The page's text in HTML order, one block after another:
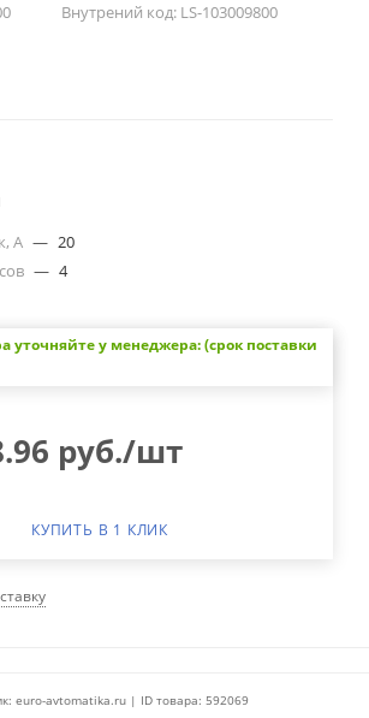
Внутрений код: LS-103009800
А — 20
— 4
уточняйте у менеджера: (срок поставки
руб./шт
КУПИТЬ В 1 КЛИК
euro-avtomatika.ru | ID товара: 592069